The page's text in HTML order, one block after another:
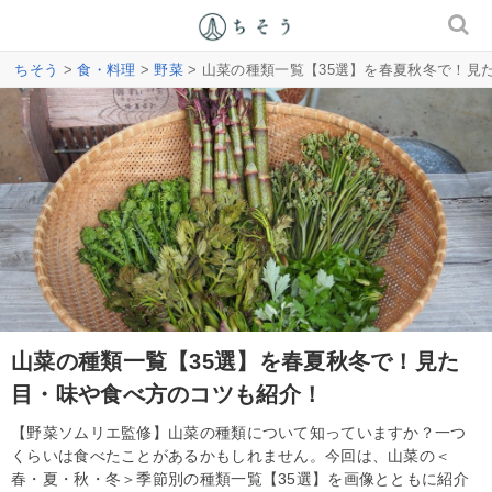
ちそう >食・料理 >野菜> 山菜の種類一覧【35選】を春夏秋冬で！見
山菜の種類一覧【35選】を春夏秋冬で！見た
目・味や食べ方のコツも紹介！
【野菜ソムリエ監修】山菜の種類について知っていますか？一つ
くらいは食べたことがあるかもしれません。今回は、山菜の＜
春・夏・秋・冬＞季節別の種類一覧【35選】を画像とともに紹介